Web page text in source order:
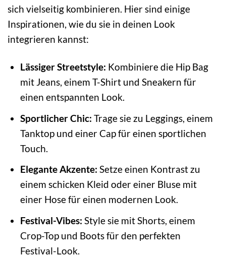
sich vielseitig kombinieren. Hier sind einige
Inspirationen, wie du sie in deinen Look
integrieren kannst:
Lässiger Streetstyle: Kombiniere die Hip Bag
mit Jeans, einem T-Shirt und Sneakern für
einen entspannten Look.
Sportlicher Chic: Trage sie zu Leggings, einem
Tanktop und einer Cap für einen sportlichen
Touch.
Elegante Akzente: Setze einen Kontrast zu
einem schicken Kleid oder einer Bluse mit
einer Hose für einen modernen Look.
Festival-Vibes: Style sie mit Shorts, einem
Crop-Top und Boots für den perfekten
Festival-Look.